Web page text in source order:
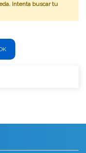
Intenta buscar tu